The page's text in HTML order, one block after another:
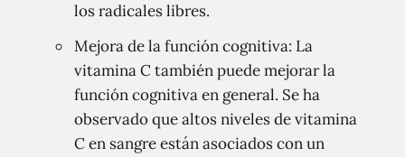
los radicales libres.
Mejora de la función cognitiva: La
vitamina C también puede mejorar la
función cognitiva en general. Se ha
observado que altos niveles de vitamina
C en sangre están asociados con un